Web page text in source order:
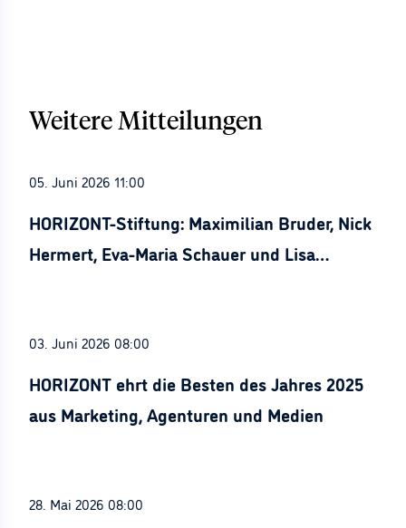
Weitere Mitteilungen
05. Juni 2026 11:00
HORIZONT-Stiftung: Maximilian Bruder, Nick
Hermert, Eva-Maria Schauer und Lisa
03. Juni 2026 08:00
HORIZONT ehrt die Besten des Jahres 2025
aus Marketing, Agenturen und Medien
28. Mai 2026 08:00